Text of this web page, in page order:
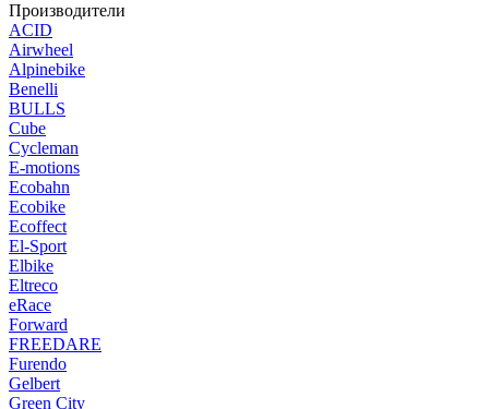
Производители
ACID
Airwheel
Alpinebike
Benelli
BULLS
Cube
Cycleman
E-motions
Ecobahn
Ecobike
Ecoffect
El-Sport
Elbike
Eltreco
eRace
Forward
FREEDARE
Furendo
Gelbert
Green City